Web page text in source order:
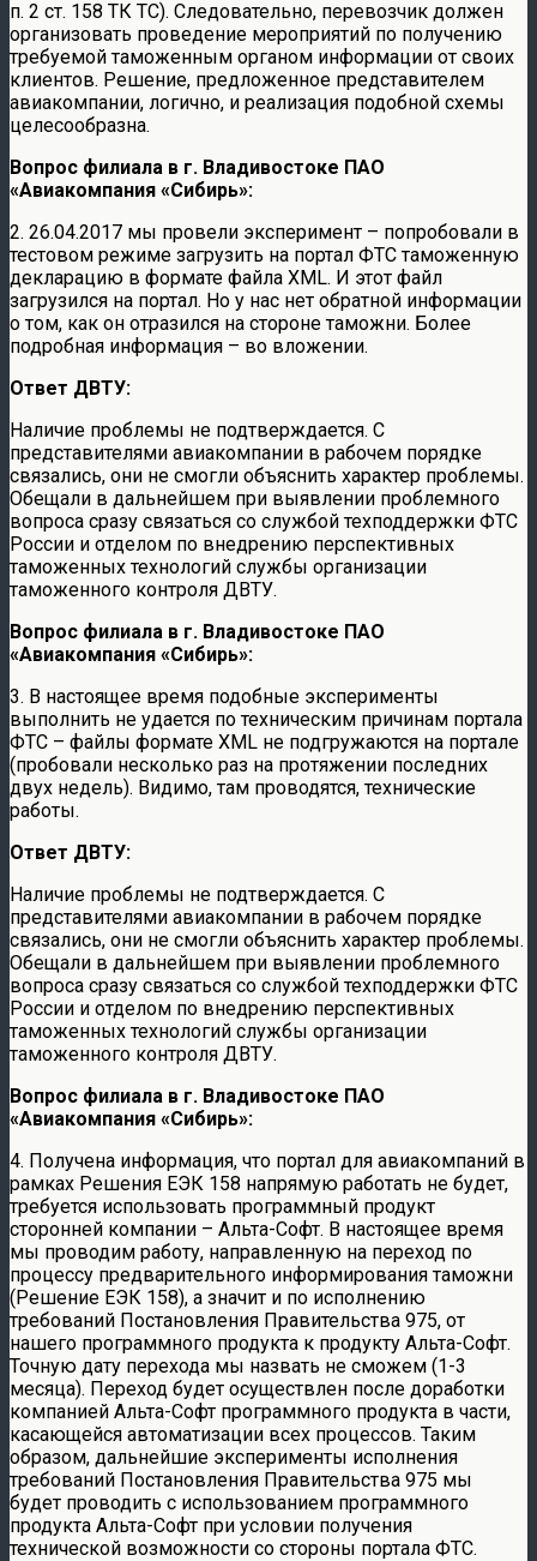
п. 2 ст. 158 ТК ТС). Следовательно, перевозчик должен
организовать проведение мероприятий по получению
требуемой таможенным органом информации от своих
клиентов. Решение, предложенное представителем
авиакомпании, логично, и реализация подобной схемы
целесообразна.
Вопрос филиала в г. Владивостоке ПАО
«Авиакомпания «Сибирь»:
2. 26.04.2017 мы провели эксперимент – попробовали в
тестовом режиме загрузить на портал ФТС таможенную
декларацию в формате файла XML. И этот файл
загрузился на портал. Но у нас нет обратной информации
о том, как он отразился на стороне таможни. Более
подробная информация – во вложении.
Ответ ДВТУ:
Наличие проблемы не подтверждается. С
представителями авиакомпании в рабочем порядке
связались, они не смогли объяснить характер проблемы.
Обещали в дальнейшем при выявлении проблемного
вопроса сразу связаться со службой техподдержки ФТС
России и отделом по внедрению перспективных
таможенных технологий службы организации
таможенного контроля ДВТУ.
Вопрос филиала в г. Владивостоке ПАО
«Авиакомпания «Сибирь»:
3. В настоящее время подобные эксперименты
выполнить не удается по техническим причинам портала
ФТС – файлы формате XML не подгружаются на портале
(пробовали несколько раз на протяжении последних
двух недель). Видимо, там проводятся, технические
работы.
Ответ ДВТУ:
Наличие проблемы не подтверждается. С
представителями авиакомпании в рабочем порядке
связались, они не смогли объяснить характер проблемы.
Обещали в дальнейшем при выявлении проблемного
вопроса сразу связаться со службой техподдержки ФТС
России и отделом по внедрению перспективных
таможенных технологий службы организации
таможенного контроля ДВТУ.
Вопрос филиала в г. Владивостоке ПАО
«Авиакомпания «Сибирь»:
4. Получена информация, что портал для авиакомпаний в
рамках Решения ЕЭК 158 напрямую работать не будет,
требуется использовать программный продукт
сторонней компании – Альта-Софт. В настоящее время
мы проводим работу, направленную на переход по
процессу предварительного информирования таможни
(Решение ЕЭК 158), а значит и по исполнению
требований Постановления Правительства 975, от
нашего программного продукта к продукту Альта-Софт.
Точную дату перехода мы назвать не сможем (1-3
месяца). Переход будет осуществлен после доработки
компанией Альта-Софт программного продукта в части,
касающейся автоматизации всех процессов. Таким
образом, дальнейшие эксперименты исполнения
требований Постановления Правительства 975 мы
будет проводить с использованием программного
продукта Альта-Софт при условии получения
технической возможности со стороны портала ФТС.